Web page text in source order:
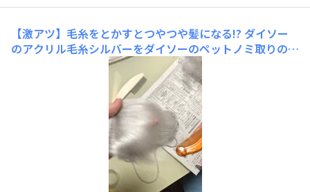
【激アツ】毛糸をとかすとつやつや髪になる!? ダイソー
のアクリル毛糸シルバーをダイソーのペットノミ取りのな
んかクシでひたすら梳かす。※めっちゃ綿が出るのであり
ます、あと毛糸は必ずアクリル製にしてください。とかせ
たら仕上げにアイロンかけるとなぜか光沢生まれて綺麗に
なります。ふわふわした触り心地でチクチクしない。自作
フィギュアのウィッグにしようと思